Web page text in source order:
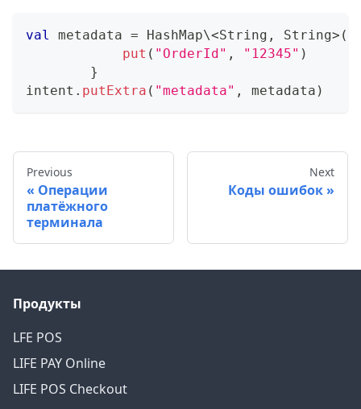
val metadata = HashMap\<String , String> (
put ( "OrderId" , "12345" )
}
intent . putExtra ( "metadata" , metadata )
Previous
Операции
платёжного
терминала
Next
Коды ошибок
Продукты
LFE POS
LIFE PAY Online
LIFE POS Checkout